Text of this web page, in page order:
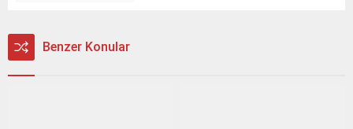
Benzer Konular